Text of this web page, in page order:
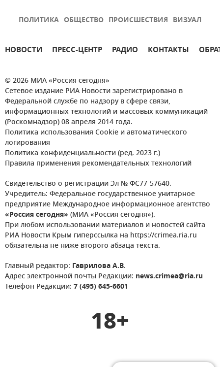
ПОЛИТИКА ОБЩЕСТВО ПРОИСШЕСТВИЯ ВИЗУАЛ
НОВОСТИ ПРЕСС-ЦЕНТР РАДИО КОНТАКТЫ
© 2026 МИА «Россия сегодня»
Сетевое издание РИА Новости зарегистрировано в
Федеральной службе по надзору в сфере связи,
информационных технологий и массовых коммуникаций
(Роскомнадзор) 08 апреля 2014 года.
Политика использования Cookie и автоматического
логирования
Политика конфиденциальности (ред. 2023 г.)
Правила применения рекомендательных технологий
Свидетельство о регистрации Эл № ФС77-57640.
Учредитель: Федеральное государственное унитарное
предприятие Международное информационное агентство
«Россия сегодня» (МИА «Россия сегодня»).
При любом использовании материалов и новостей сайта
РИА Новости Крым гиперссылка на https://crimea.ria.ru
обязательна не ниже второго абзаца текста.
Главный редактор: Гаврилова А.В.
Адрес электронной почты Редакции: news.crimea@ria.ru
Телефон Редакции: 7 (495) 645-6601
18+